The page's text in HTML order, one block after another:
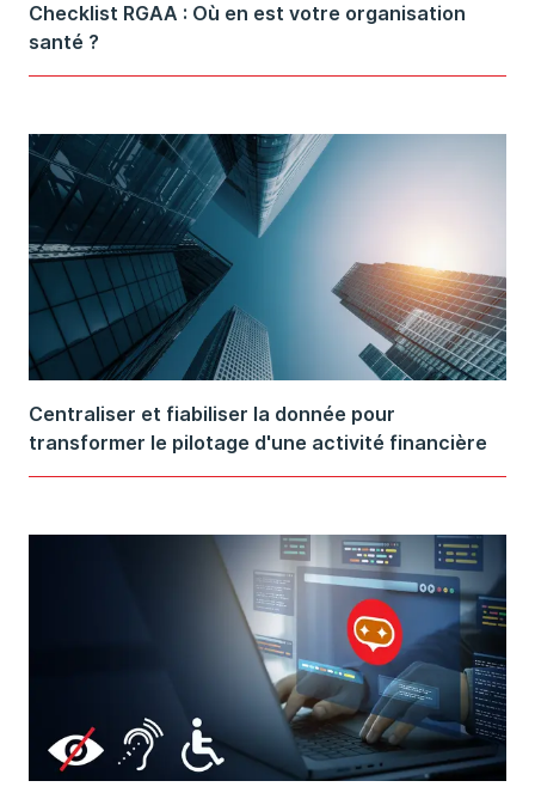
Checklist RGAA : Où en est votre organisation
santé ?
Centraliser et fiabiliser la donnée pour
transformer le pilotage d'une activité financière